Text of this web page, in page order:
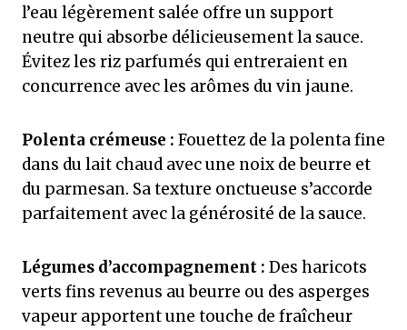
l’eau légèrement salée offre un support
neutre qui absorbe délicieusement la sauce.
Évitez les riz parfumés qui entreraient en
concurrence avec les arômes du vin jaune.
Polenta crémeuse : Fouettez de la polenta fine
dans du lait chaud avec une noix de beurre et
du parmesan. Sa texture onctueuse s’accorde
parfaitement avec la générosité de la sauce.
Légumes d’accompagnement : Des haricots
verts fins revenus au beurre ou des asperges
vapeur apportent une touche de fraîcheur